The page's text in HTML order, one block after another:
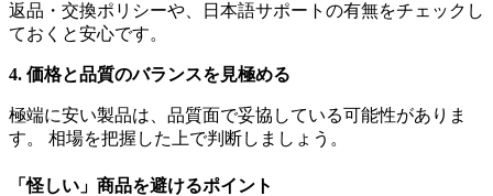
返品・交換ポリシーや、日本語サポートの有無をチェックし
ておくと安心です。
4. 価格と品質のバランスを見極める
極端に安い製品は、品質面で妥協している可能性がありま
す。 相場を把握した上で判断しましょう。
「怪しい」商品を避けるポイント